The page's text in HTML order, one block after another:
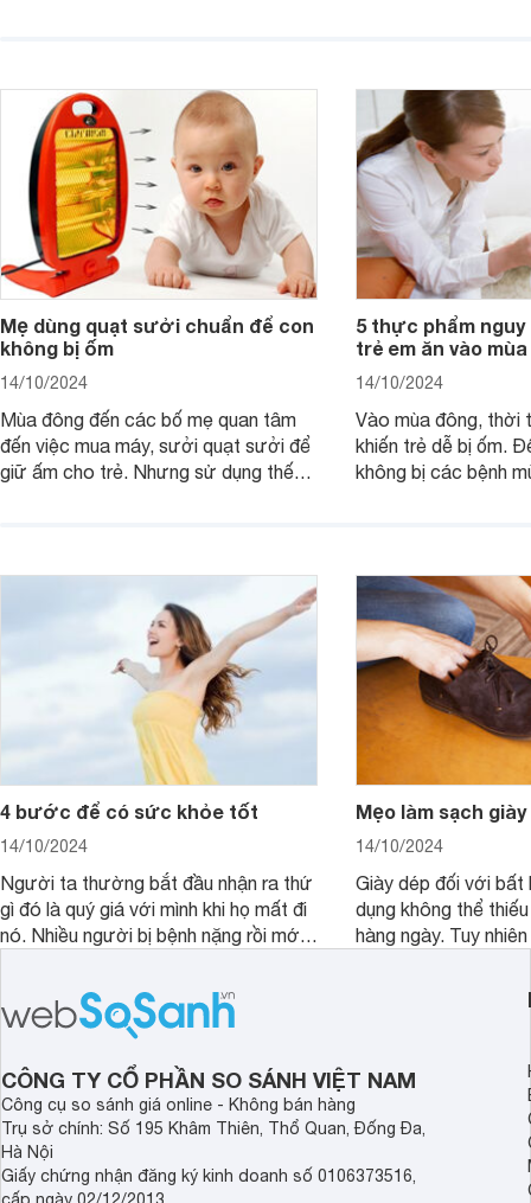
Mẹ dùng quạt sưởi chuẩn để con
không bị ốm
14/10/2024
Mùa đông đến các bố mẹ quan tâm
đến việc mua máy, sưởi quạt sưởi để
giữ ấm cho trẻ. Nhưng sử dụng thế
5 thực phẩm
trẻ em ăn vào
14/10/2024
Vào mùa đông, thời
khiến trẻ dễ bị ốm.
không bị các bệnh
4 bước để có sức khỏe tốt
14/10/2024
Người ta thường bắt đầu nhận ra thứ
gì đó là quý giá với mình khi họ mất đi
nó. Nhiều người bị bệnh nặng rồi mới
giá nhất. Hãy chăm sóc sức khỏe của
mình mỗi ngày theo cách khoa học
nhất để có một cuộc sống tốt đẹp và
hạnh phúc hơn.
Mẹo làm sạch giày
14/10/2024
Giày dép đối với bất
dụng không thể
hàng ngày. Tuy
giày bạn cần phải
CÔNG TY CỔ PHẦN SO SÁNH VIỆT NAM
Công cụ so sánh giá online - Không bán hàng
Trụ sở chính: Số 195 Khâm Thiên, Thổ Quan, Đống Đa,
Hà Nội
Giấy chứng nhận đăng ký kinh doanh số 0106373516,